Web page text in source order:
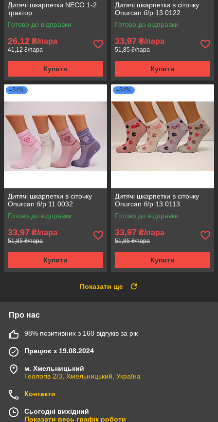
Дитячі шкарпетки NECO 1-2
трактор
Готово до відправки
26,12 ₴/пара
41,12 ₴/пара
Купити
Дитячі шкарпетки в сіточку
Onurcan б/р 13 0122
Готово до відправки
33,97 ₴/пара
51,85 ₴/пара
Купити
–34%
Дитячі шкарпетки в сіточку
Onurcan б/р 11 0032
Готово до відправки
33,97 ₴/пара
51,85 ₴/пара
Купити
–34%
Дитячі шкарпетки в сіточку
Onurcan б/р 13 0113
Готово до відправки
33,97 ₴/пара
51,85 ₴/пара
Купити
Показати ще
Про нас
98% позитивних з 160 відгуків за рік
Працює з 19.08.2024
м. Хмельницький
Геологів 2/3, Хмельницький, Україна
Контакти
Сьогодні вихідний
Показати весь графік роботи